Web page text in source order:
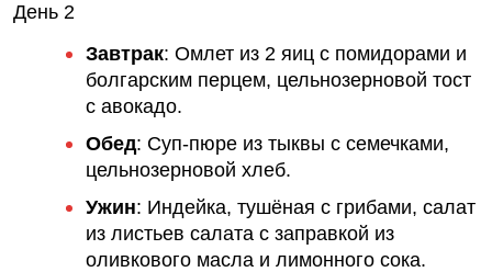
День 2
Завтрак: Омлет из 2 яиц с помидорами и
болгарским перцем, цельнозерновой тост
с авокадо.
Обед: Суп-пюре из тыквы с семечками,
цельнозерновой хлеб.
Ужин: Индейка, тушёная с грибами, салат
из листьев салата с заправкой из
оливкового масла и лимонного сока.